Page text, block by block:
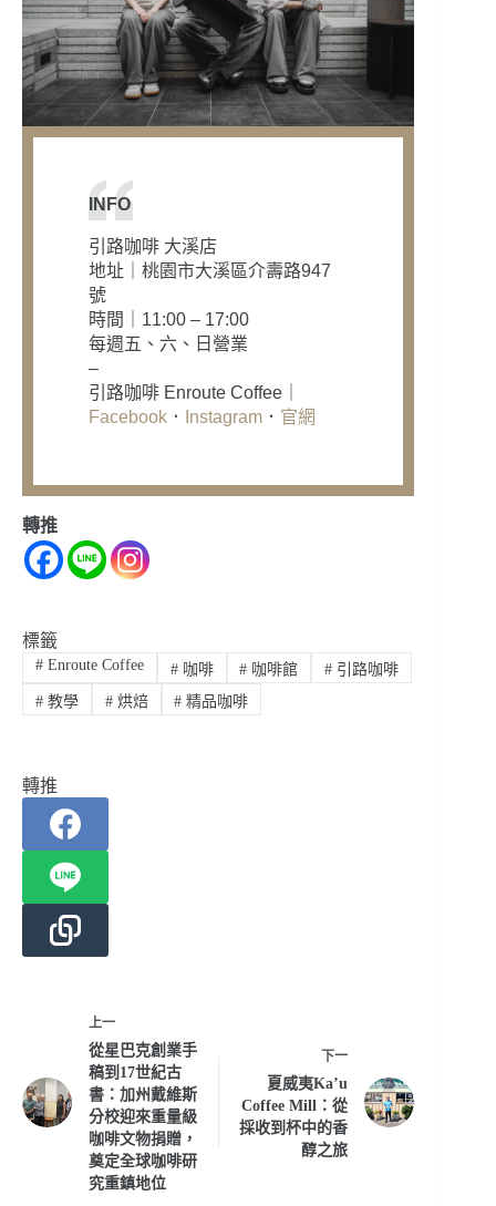
INFO
引路咖啡 大溪店
地址｜桃園市大溪區介壽路947
號
時間｜11:00 – 17:00
每週五、六、日營業
–
引路咖啡 Enroute Coffee｜
Facebook ． Instagram ． 官網
轉推
標籤
#Enroute Coffee #咖啡 # 咖啡館 # 引路咖啡
#教學 #烘焙 # 精品咖啡
轉推
上一
從星巴克創業手
稿到17世紀古
書：加州戴維斯
分校迎來重量級
咖啡文物捐贈，
奠定全球咖啡研
究重鎮地位
下一
夏威夷Ka’u
Coffee Mill：從
採收到杯中的香
醇之旅